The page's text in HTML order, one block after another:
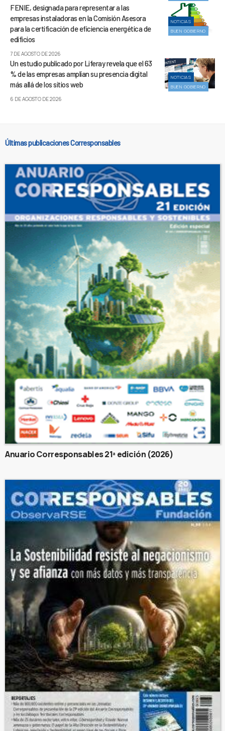
NOTICIAS
BUEN GOBIERNO
FENIE, designada para representar a las
empresas instaladoras en la Comisión Asesora
para la certificación de eficiencia energética de
edificios
7 DE AGOSTO DE 2026
NOTICIAS
BUEN GOBIERNO
Un estudio publicado por Liferay revela que el 63
% de las empresas amplían su presencia digital
más allá de los sitios web
6 DE AGOSTO DE 2026
Últimas publicaciones Corresponsables
Anuario Corresponsables 21ª edición (2026)